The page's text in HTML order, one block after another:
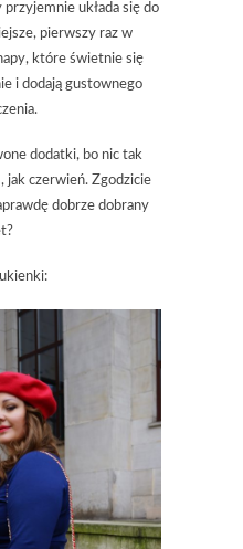
układa się do
pierwszy raz w
które świetnie się
i dodają gustownego
dodatki, bo nic tak
jak czerwień. Zgodzicie
dobrze dobrany